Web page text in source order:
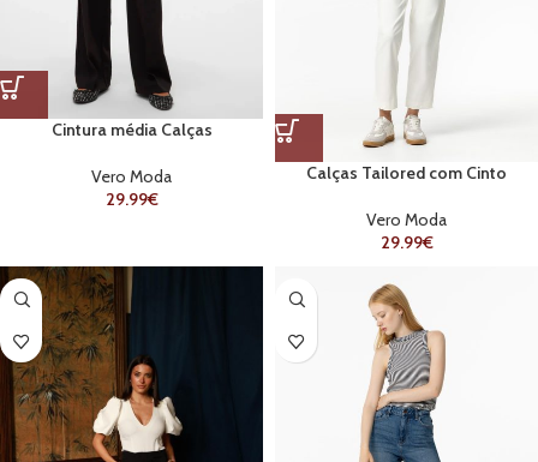
Cintura média Calças
Vero Moda
29.99€
Calças Tailored com Cinto
Vero Moda
29.99€